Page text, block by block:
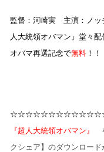
監督：河崎実 主演：ノッ
人大統領オバマン』堂々配
オバマ再選記念で無料 ！！
『超人大統領オバマン』
クシェア】のダウンロード